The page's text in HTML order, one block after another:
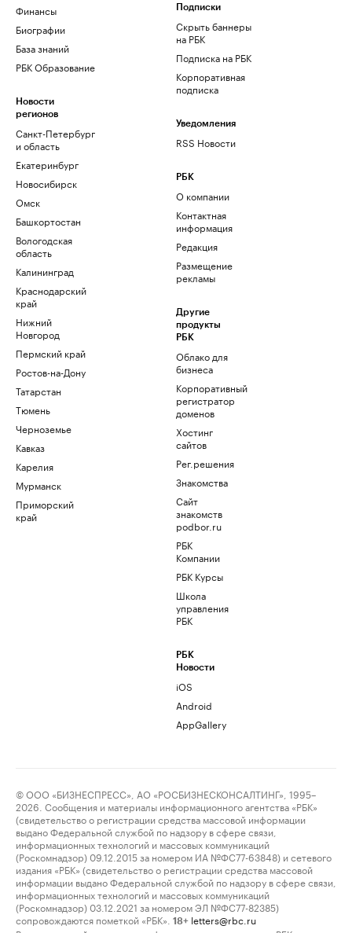
Финансы
Биографии
База знаний
РБК Образование
Новости
регионов
Санкт-Петербург
и область
Екатеринбург
Новосибирск
Омск
Башкортостан
Вологодская
область
Калининград
Краснодарский
край
Нижний
Новгород
Пермский край
Ростов-на-Дону
Татарстан
Тюмень
Черноземье
Кавказ
Карелия
Мурманск
Приморский
край
Подписки
Скрыть баннеры
на РБК
Подписка на РБК
Корпоративная
подписка
Уведомления
RSS Новости
РБК
О компании
Контактная
информация
Редакция
Размещение
рекламы
Другие
продукты
РБК
Облако для
бизнеса
Корпоративный
регистратор
доменов
Хостинг
сайтов
Рег.решения
Знакомства
Сайт
знакомств
podbor.ru
РБК
Компании
РБК Курсы
Школа
управления
РБК
РБК
Новости
iOS
Android
AppGallery
© ООО «БИЗНЕСПРЕСС», АО «РОСБИЗНЕСКОНСАЛТИНГ», 1995–
2026. Сообщения и материалы информационного агентства «РБК»
(свидетельство о регистрации средства массовой информации
выдано Федеральной службой по надзору в сфере связи,
информационных технологий и массовых коммуникаций
(Роскомнадзор) 09.12.2015 за номером ИА №ФС77-63848) и сетевого
издания «РБК» (свидетельство о регистрации средства массовой
информации выдано Федеральной службой по надзору в сфере связи,
информационных технологий и массовых коммуникаций
(Роскомнадзор) 03.12.2021 за номером ЭЛ №ФС77-82385)
сопровождаются пометкой «РБК».
18+ letters@rbc.ru